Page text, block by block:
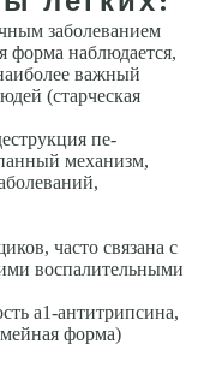
заболеванием
форма наблюдается,
важный
(стар­ческая
пе­
механизм,
часто связана с
воспалительными
a1-антитрипсина,
фор­ма)